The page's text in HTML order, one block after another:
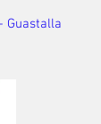
Guastalla